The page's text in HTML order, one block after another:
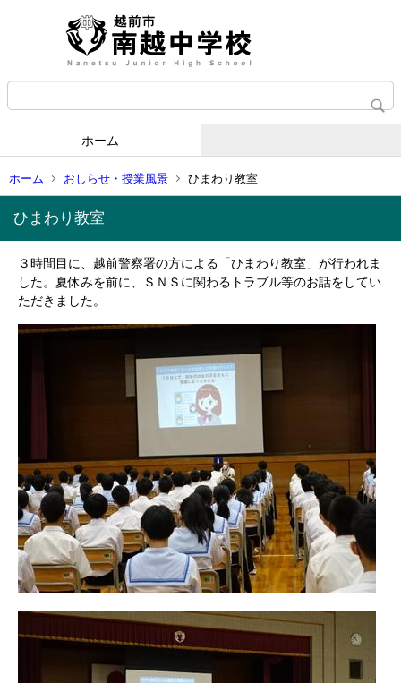
ホーム
ホーム おしらせ・授業風景 ひまわり教室
ひまわり教室
３時間目に、越前警察署の方による「ひまわり教室」が行われま
した。夏休みを前に、ＳＮＳに関わるトラブル等のお話をしてい
ただきました。